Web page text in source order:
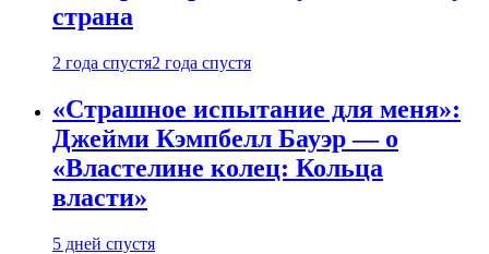
страна
2 года спустя2 года спустя
«Страшное испытание для меня»:
Джейми Кэмпбелл Бауэр — о
«Властелине колец: Кольца
власти»
5 дней спустя